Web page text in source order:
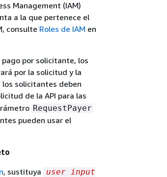
Management (IAM)
a la que pertenece el
consulte Roles de IAM en
por solicitante, los
por la solicitud y la
solicitantes deben
de la API para las
RequestPayer
pueden usar el
, sustituya
user input